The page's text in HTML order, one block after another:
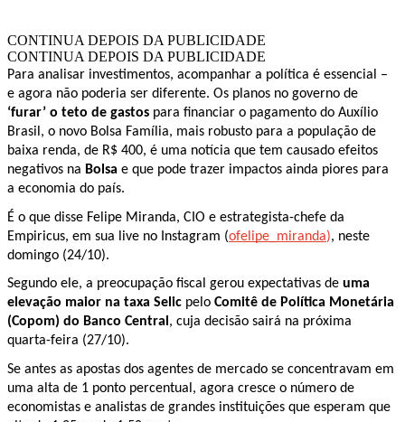
CONTINUA DEPOIS DA PUBLICIDADE
CONTINUA DEPOIS DA PUBLICIDADE
Para analisar investimentos, acompanhar a política é essencial –
e agora não poderia ser diferente. Os planos no governo de
‘furar’ o teto de gastos para financiar o pagamento do Auxílio
Brasil, o novo Bolsa Família, mais robusto para a população de
baixa renda, de R$ 400, é uma notícia que tem causado efeitos
negativos na Bolsa e que pode trazer impactos ainda piores para
a economia do país.
É o que disse Felipe Miranda, CIO e estrategista-chefe da
Empiricus, em sua live no Instagram (ofelipe_miranda), neste
domingo (24/10).
Segundo ele, a preocupação fiscal gerou expectativas de uma
elevação maior na taxa Selic pelo Comitê de Política Monetária
(Copom) do Banco Central, cuja decisão sairá na próxima
quarta-feira (27/10).
Se antes as apostas dos agentes de mercado se concentravam em
uma alta de 1 ponto percentual, agora cresce o número de
economistas e analistas de grandes instituições que esperam que